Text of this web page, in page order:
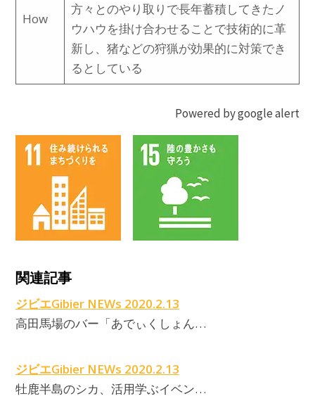
How
方々とのやり取りで長年蓄積してきたノ
ウハウを掛け合わせることで技術的に革
新し、猪などの狩猟が効果的に対策でき
るとしている
Powered by google alert
関連記事
ジビエGibier NEWs 2020.2.13
高田馬場のバー「あでぃくしょん…
ジビエGibier NEWs 2020.2.13
牡鹿半島のシカ、活用学ぶイベン…